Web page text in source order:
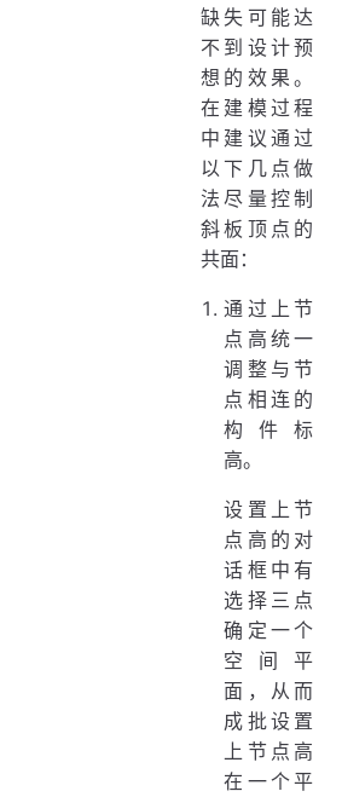
缺失可能达
不到设计预
想的效果。
在建模过程
中建议通过
以下几点做
法尽量控制
斜板顶点的
共面：
通过上节
点高统一
调整与节
点相连的
构件标
高。
设置上节
点高的对
话框中有
选择三点
确定一个
空间平
面，从而
成批设置
上节点高
在一个平